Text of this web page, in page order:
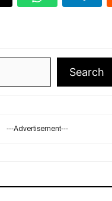
Search
---Advertisement---